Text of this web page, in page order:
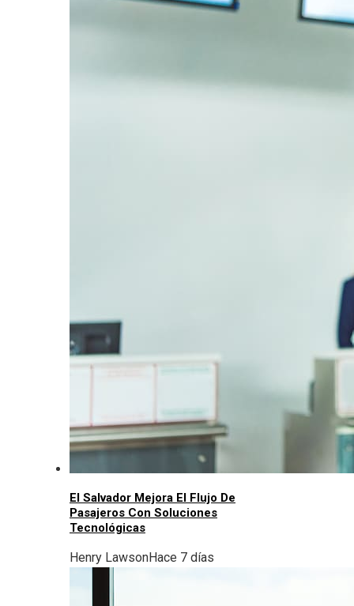
El Salvador Mejora El Flujo De
Pasajeros Con Soluciones
Tecnológicas
Henry LawsonHace 7 días